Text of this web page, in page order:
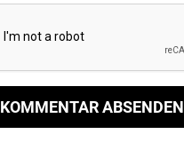
KOMMENTAR ABSENDEN